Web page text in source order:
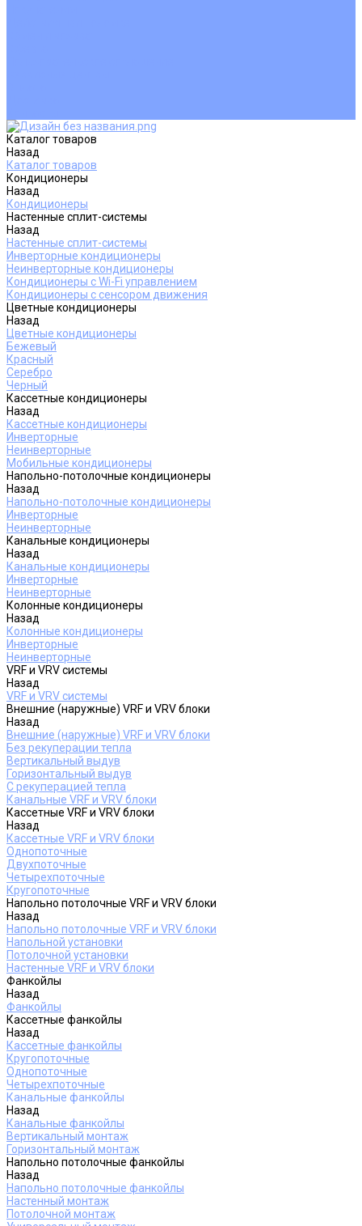
Каталог товаров
Назад
Каталог товаров
Кондиционеры
Назад
Кондиционеры
Настенные сплит-системы
Назад
Настенные сплит-системы
Инверторные кондиционеры
Неинверторные кондиционеры
Кондиционеры с Wi-Fi управлением
Кондиционеры с сенсором движения
Цветные кондиционеры
Назад
Цветные кондиционеры
Бежевый
Красный
Серебро
Черный
Кассетные кондиционеры
Назад
Кассетные кондиционеры
Инверторные
Неинверторные
Мобильные кондиционеры
Напольно-потолочные кондиционеры
Назад
Напольно-потолочные кондиционеры
Инверторные
Неинверторные
Канальные кондиционеры
Назад
Канальные кондиционеры
Инверторные
Неинверторные
Колонные кондиционеры
Назад
Колонные кондиционеры
Инверторные
Неинверторные
VRF и VRV системы
Назад
VRF и VRV системы
Внешние (наружные) VRF и VRV блоки
Назад
Внешние (наружные) VRF и VRV блоки
Без рекуперации тепла
Вертикальный выдув
Горизонтальный выдув
С рекуперацией тепла
Канальные VRF и VRV блоки
Кассетные VRF и VRV блоки
Назад
Кассетные VRF и VRV блоки
Однопоточные
Двухпоточные
Четырехпоточные
Кругопоточные
Напольно потолочные VRF и VRV блоки
Назад
Напольно потолочные VRF и VRV блоки
Напольной установки
Потолочной установки
Настенные VRF и VRV блоки
Фанкойлы
Назад
Фанкойлы
Кассетные фанкойлы
Назад
Кассетные фанкойлы
Кругопоточные
Однопоточные
Четырехпоточные
Канальные фанкойлы
Назад
Канальные фанкойлы
Вертикальный монтаж
Горизонтальный монтаж
Напольно потолочные фанкойлы
Назад
Напольно потолочные фанкойлы
Настенный монтаж
Потолочной монтаж